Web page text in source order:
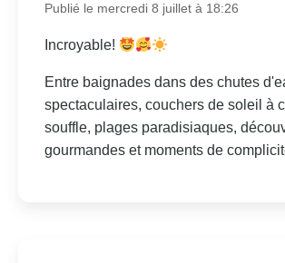
Publié le mercredi 8 juillet à 18:26
Incroyable!
Entre baignades dans des chutes
spectaculaires, couchers de soleil à
souffle, plages paradisiaques,
gourmandes et moments de